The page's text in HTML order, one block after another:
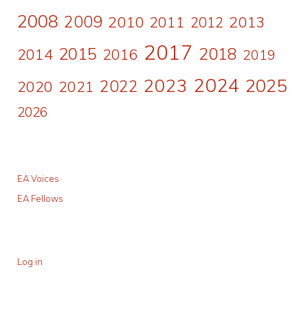
2008 2009 2010 2011 2012 2013
2014 2015 2016 2017 2018 2019
2020 2021 2022 2023 2024 2025
2026
EA Voices
EA Fellows
Log in